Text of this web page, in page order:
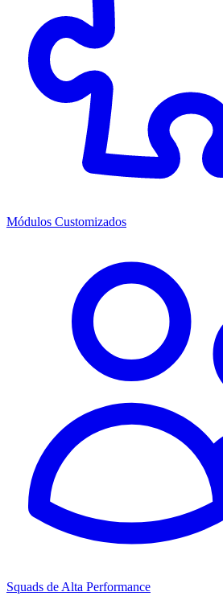
Módulos Customizados
Squads de Alta Performance